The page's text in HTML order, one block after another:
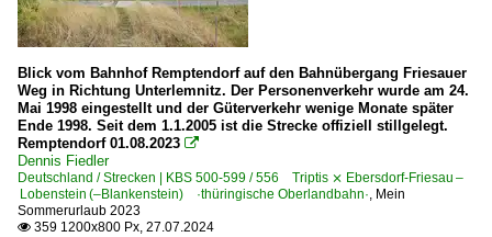
Blick vom Bahnhof Remptendorf auf den Bahnübergang Friesauer
Weg in Richtung Unterlemnitz. Der Personenverkehr wurde am 24.
Mai 1998 eingestellt und der Güterverkehr wenige Monate später
Ende 1998. Seit dem 1.1.2005 ist die Strecke offiziell stillgelegt.
Remptendorf 01.08.2023 
Dennis Fiedler
Deutschland / Strecken | KBS 500-599 / 556 Triptis ⨯ Ebersdorf-Friesau –
Lobenstein (–Blankenstein) ·thüringische Oberlandbahn·, Mein
Sommerurlaub 2023
 359 1200x800 Px, 27.07.2024